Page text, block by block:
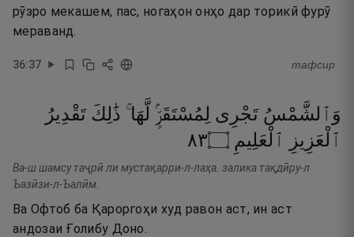
рӯзро мекашем, пас, ногаҳон онҳо дар торикӣ фурӯ
мераванд.
36:37 тафсир
وَٱلشَّمْسُ تَجْرِى لِمُسْتَقَرٍّۢ لَّهَا ۚ ذَٰلِكَ تَقْدِيرُ
ٱلْعَزِيزِ
ٱلْعَلِيمِ ۝٣٨
Ва-ш шамсу таҷрӣ ли мустақарри-л-лаҳа. залика тақдӣру-л
Ъазӣзи-л-Ъалӣм.
Ва Офтоб ба Қароргоҳи худ равон аст, ин аст
андозаи Ғолибу Доно.